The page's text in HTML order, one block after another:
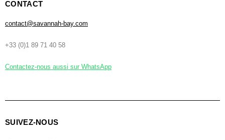
CONTACT
contact@savannah-bay.com
+33 (0)1 89 71 40 58
Contactez-nous aussi sur WhatsApp
SUIVEZ-NOUS